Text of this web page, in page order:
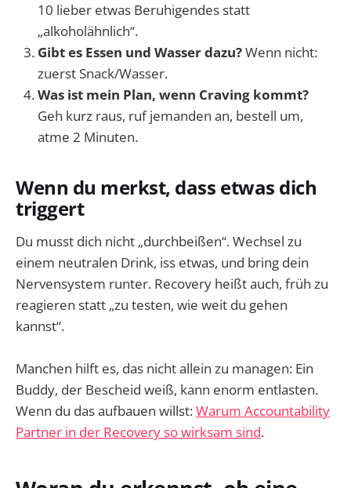
10 lieber etwas Beruhigendes statt
„alkoholähnlich“.
Gibt es Essen und Wasser dazu?Wenn nicht:
zuerst Snack/Wasser.
Was ist mein Plan, wenn Craving kommt?
Geh kurz raus, ruf jemanden an, bestell um,
atme 2 Minuten.
Wenn du merkst, dass etwas dich
triggert
Du musst dich nicht „durchbeißen“. Wechsel zu
einem neutralen Drink, iss etwas, und bring dein
Nervensystem runter. Recovery heißt auch, früh zu
reagieren statt „zu testen, wie weit du gehen
kannst“.
Manchen hilft es, das nicht allein zu managen: Ein
Buddy, der Bescheid weiß, kann enorm entlasten.
Wenn du das aufbauen willst:Warum Accountability
Partner in der Recovery so wirksam sind.